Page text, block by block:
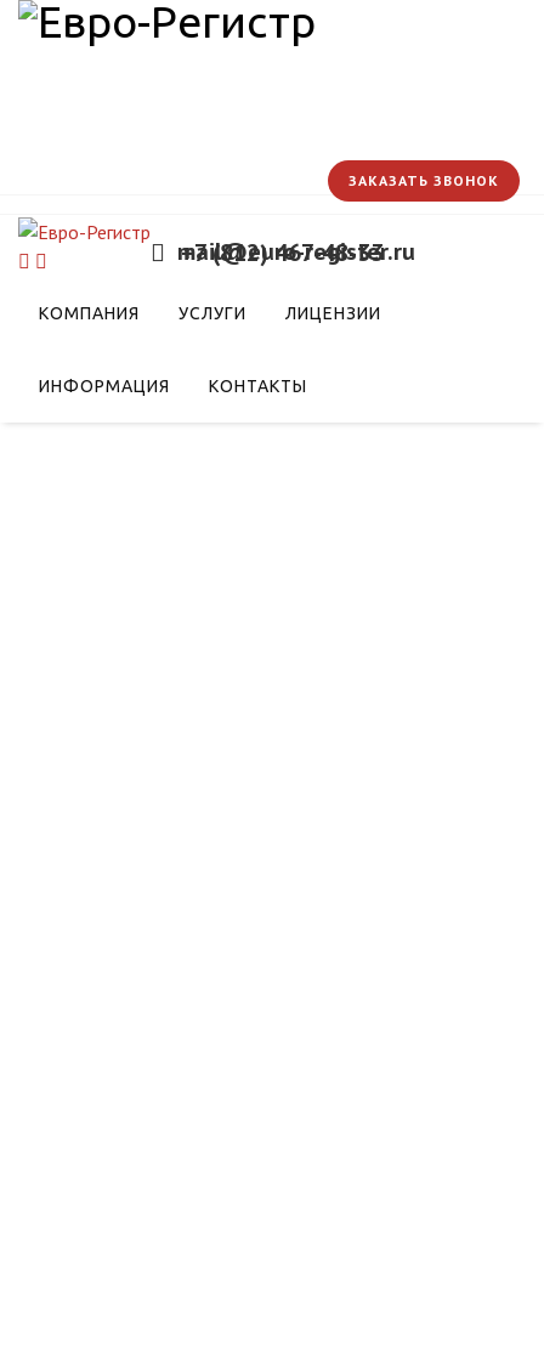
+7 (812) 467-48-33
mail@euro-register.ru
ЗАКАЗАТЬ ЗВОНОК
КОМПАНИЯ УСЛУГИ ЛИЦЕНЗИИ
ИНФОРМАЦИЯ КОНТАКТЫ
инструменты